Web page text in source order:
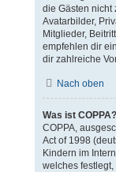
die Gästen nicht
Avatarbilder,
Mitglieder,
empfehlen dir
dir zahlreiche
Nach oben
Was ist COPPA?
COPPA,
Act of 1998
Kindern im
welches